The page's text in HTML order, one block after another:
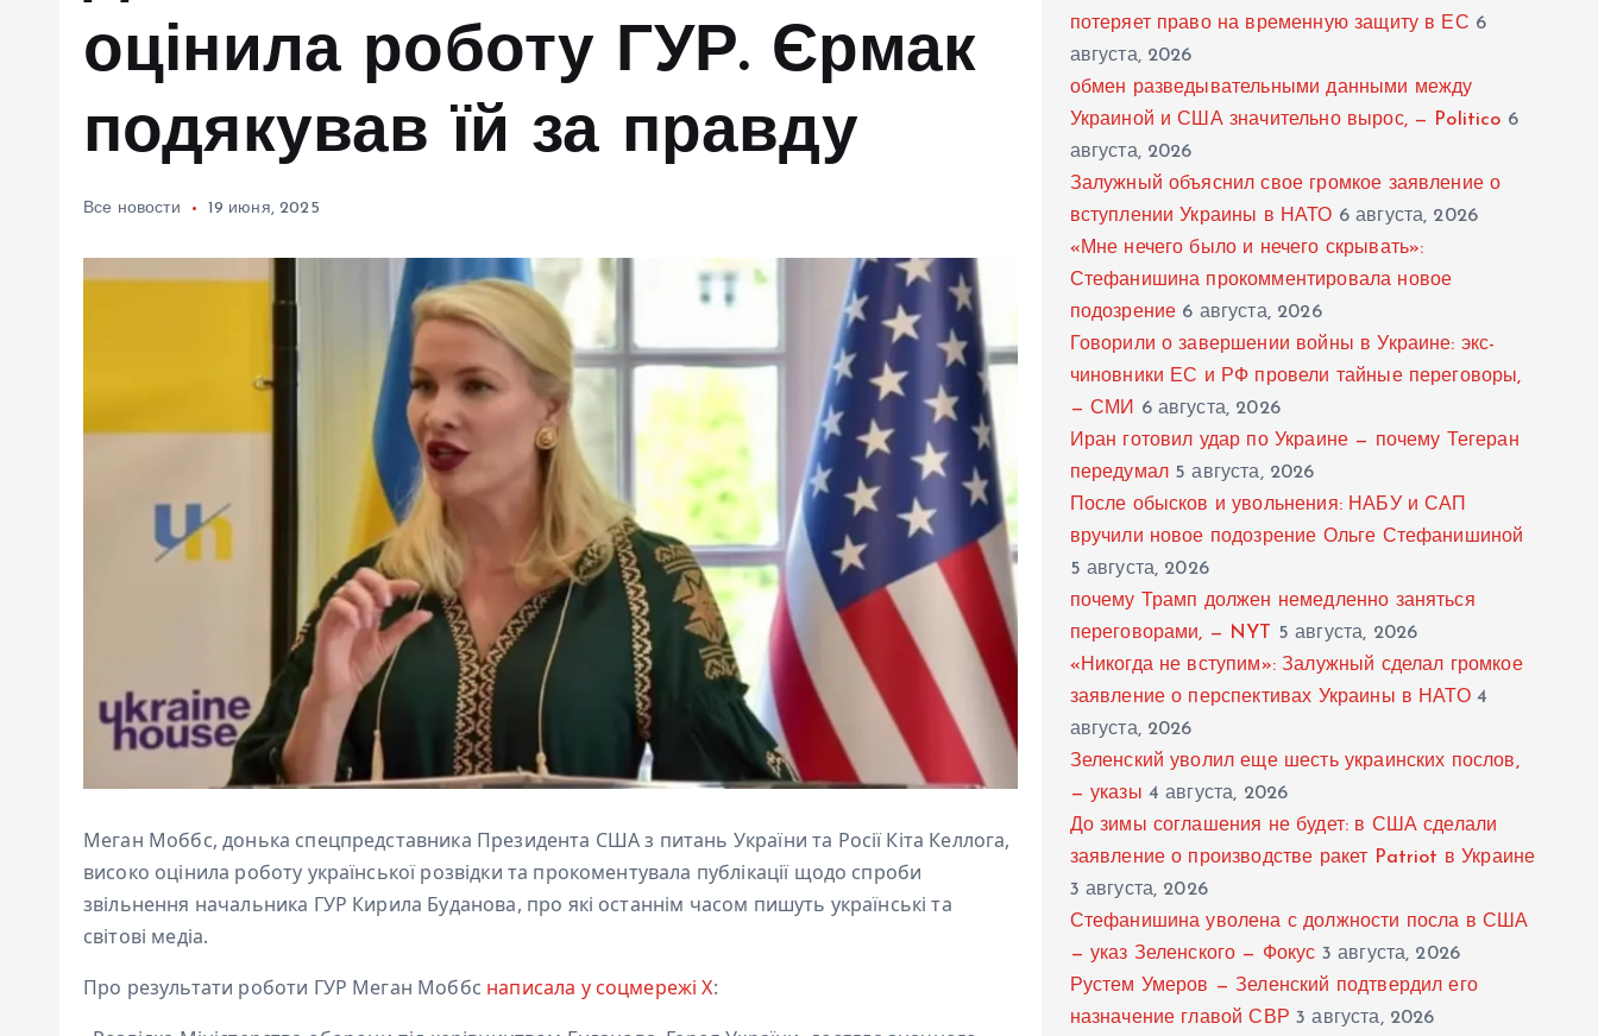
оцінила роботу ГУР. Єрмак
подякував їй за правду
Все новости 19 июня, 2025
Меган Моббс, донька спецпредставника Президента США з питань України та Росії Кіта Келлога,
високо оцінила роботу української розвідки та прокоментувала публікації щодо спроби
звільнення начальника ГУР Кирила Буданова, про які останнім часом пишуть українські та
світові медіа.
Про результати роботи ГУР Меган Моббс написала у соцмережі Х:
потеряет право на временную защиту в ЕС 6
августа, 2026
обмен разведывательными данными между
Украиной и США значительно вырос, — Politico 6
августа, 2026
Залужный объяснил свое громкое заявление о
вступлении Украины в НАТО 6 августа, 2026
«Мне нечего было и нечего скрывать»:
Стефанишина прокомментировала новое
подозрение 6 августа, 2026
Говорили о завершении войны в Украине: экс-
чиновники ЕС и РФ провели тайные переговоры,
— СМИ 6 августа, 2026
Иран готовил удар по Украине — почему Тегеран
передумал 5 августа, 2026
После обысков и увольнения: НАБУ и САП
вручили новое подозрение Ольге Стефанишиной
5 августа, 2026
почему Трамп должен немедленно заняться
переговорами, — NYT
5 августа, 2026
«Никогда не вступим»: Залужный сделал громкое
заявление о перспективах Украины в НАТО 4
августа, 2026
Зеленский уволил еще шесть украинских послов,
— указы 4 августа, 2026
До зимы соглашения не будет: в США сделали
заявление о производстве ракет Patriot в Украине
3 августа, 2026
Стефанишина уволена с должности посла в США
— указ Зеленского — Фокус 3 августа, 2026
Рустем Умеров — Зеленский подтвердил его
назначение главой СВР 3 августа, 2026